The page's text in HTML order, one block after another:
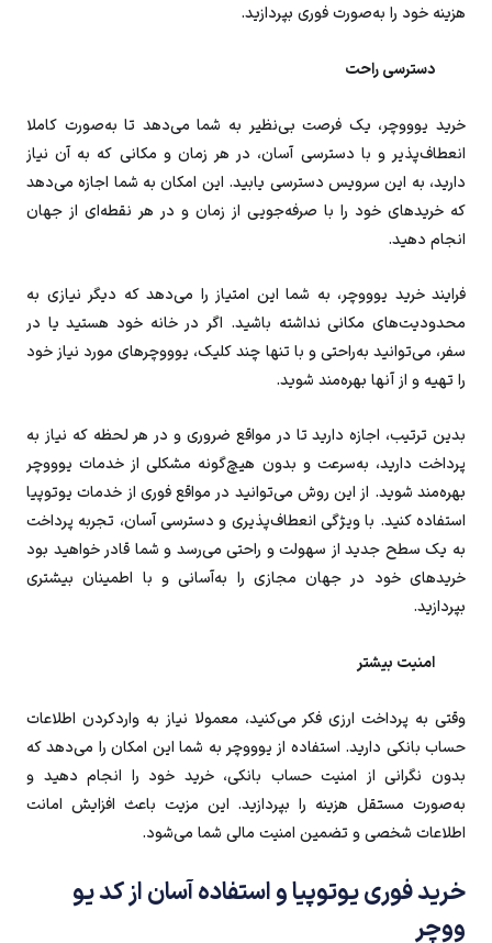
هزینه خود را به‌صورت فوری بپردازید.
دسترسی راحت
خرید یوووچر، یک فرصت بی‌نظیر به شما می‌دهد تا به‌صورت کاملا
انعطاف‌پذیر و با دسترسی آسان، در هر زمان و مکانی که به آن نیاز
دارید، به این سرویس دسترسی یابید. این امکان به شما اجازه می‌دهد
که خریدهای خود را با صرفه‌جویی از زمان و در هر نقطه‌ای از جهان
انجام دهید.
فرایند خرید یوووچر، به شما این امتیاز را می‌دهد که دیگر نیازی به
محدودیت‌های مکانی نداشته باشید. اگر در خانه خود هستید یا در
سفر، می‌توانید به‌راحتی و با تنها چند کلیک، یوووچرهای مورد نیاز خود
را تهیه و از آنها بهره‌مند شوید.
بدین ترتیب، اجازه دارید تا در مواقع ضروری و در هر لحظه که نیاز به
پرداخت دارید، به‌سرعت و بدون هیچ‌گونه مشکلی از خدمات یوووچر
بهره‌مند شوید. از این روش می‌توانید در مواقع فوری از خدمات یوتوپیا
استفاده کنید. با ویژگی انعطاف‌پذیری و دسترسی آسان، تجربه پرداخت
به یک سطح جدید از سهولت و راحتی می‌رسد و شما قادر خواهید بود
خریدهای خود در جهان مجازی را به‌آسانی و با اطمینان بیشتری
بپردازید.
امنیت بیشتر
وقتی به پرداخت ارزی فکر می‌کنید، معمولا نیاز به واردکردن اطلاعات
حساب بانکی دارید. استفاده از یوووچر به شما این امکان را می‌دهد که
بدون نگرانی از امنیت حساب بانکی، خرید خود را انجام دهید و
به‌صورت مستقل هزینه را بپردازید. این مزیت باعث افزایش امانت
اطلاعات شخصی و تضمین امنیت مالی شما می‌شود.
خرید فوری یوتوپیا و استفاده آسان از کد یو
ووچر